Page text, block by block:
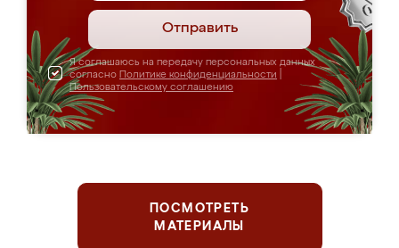
Отправить
Я соглашаюсь на передачу персональных данных
согласно Политике конфиденциальности
Пользовательскому соглашению
ПОСМОТРЕТЬ
МАТЕРИАЛЫ